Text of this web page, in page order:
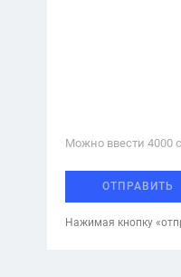
Можно ввести 4000
ОТПРАВИТЬ
Нажимая кнопку